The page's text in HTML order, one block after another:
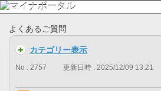
よくあるご質問
カテゴリー表示
No : 2757 更新日時 : 2025/12/09 13:21